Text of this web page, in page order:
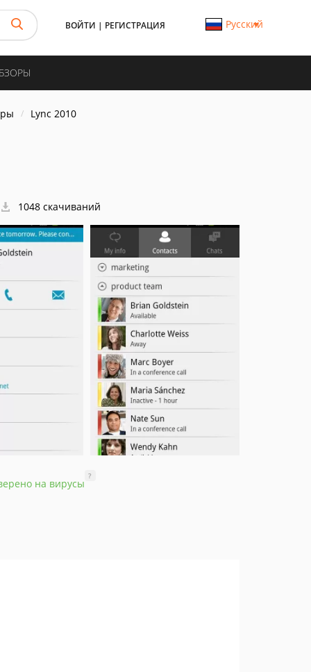
ВОЙТИ | РЕГИСТРАЦИЯ Русский
Lync 2010
1048 скачиваний
на вирусы
?